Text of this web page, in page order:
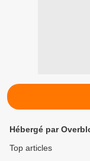
Hébergé par
Top articles